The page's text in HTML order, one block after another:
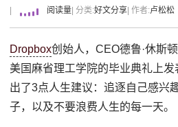
阅读量 | 分类:好文分享 | 作者:卢松松
Dropbox创始人，CEO德鲁·休斯
美国麻省理工学院的毕业典礼上
出了3点人生建议：追逐自己感兴
子，以及不要浪费人生的每一天。